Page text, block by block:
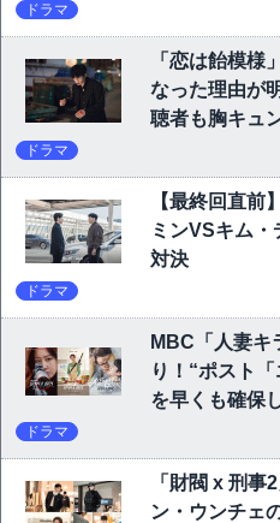
ドラマ
「恋は飴模様
なった理由が
聴者も胸キュ
ドラマ
【最終回直前
ミンVSキム
対決
ドラマ
MBC「人妻キ
り！“ポスト
を早くも確保
ドラマ
「財閥 x 刑事
ン・ウンチェ